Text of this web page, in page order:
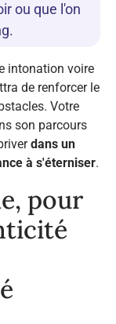
ou que l'on
intonation voire
de renforcer le
Votre
son parcours
dans un
à s'éterniser.
pour